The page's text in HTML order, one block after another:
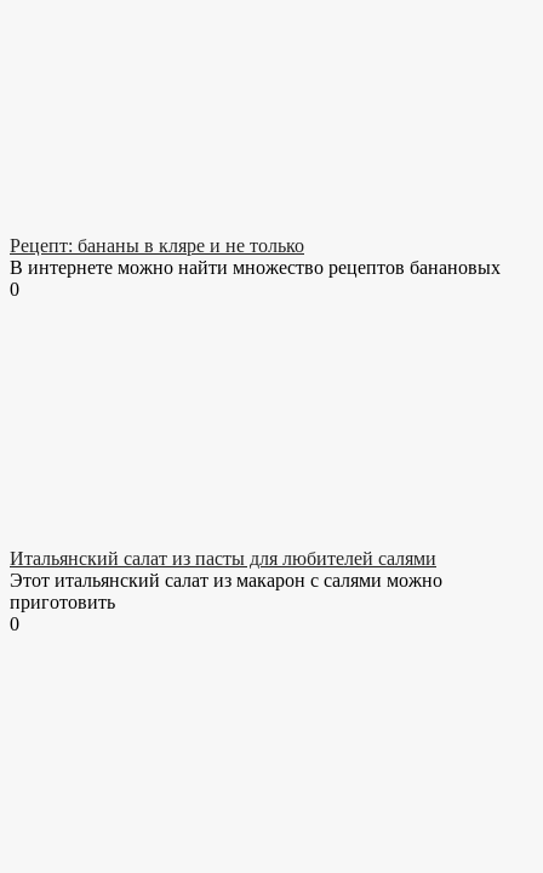
Рецепт: бананы в кляре и не только
В интернете можно найти множество рецептов банановых
0
Итальянский салат из пасты для любителей салями
Этот итальянский салат из макарон с салями можно
приготовить
0